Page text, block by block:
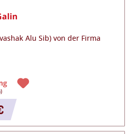
Alu Sib) von der Firma
)